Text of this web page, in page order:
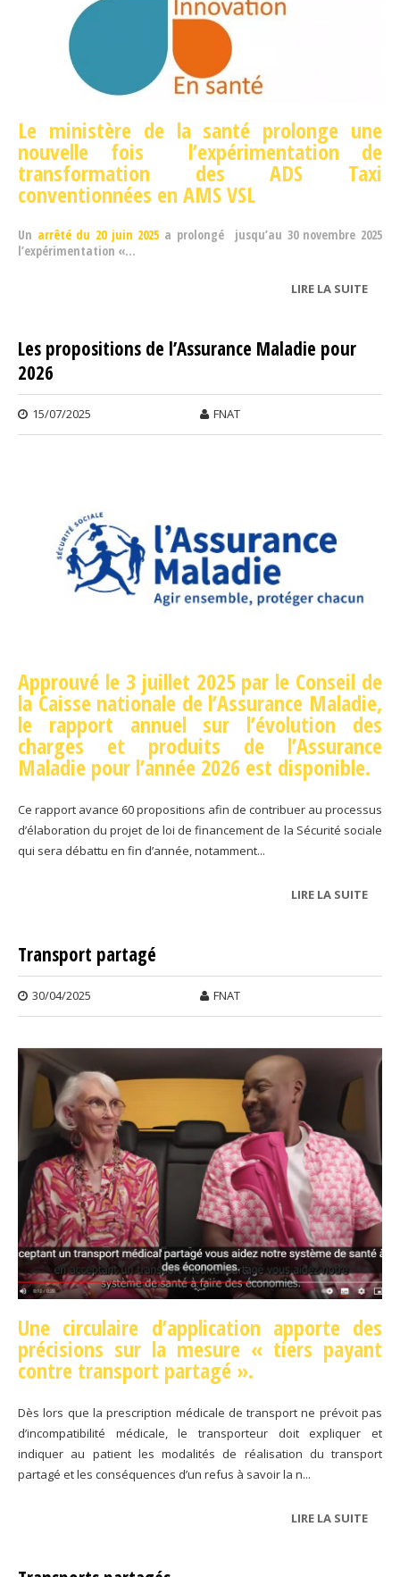
Le ministère de la santé prolonge une
nouvelle fois l’expérimentation de
transformation des ADS Taxi
conventionnées en AMS VSL
Un arrêté du 20 juin 2025 a prolongé jusqu’au 30 novembre 2025
l’expérimentation «...
LIRE LA SUITEDE
Les propositions de l’Assurance Maladie pour
2026
15/07/2025 FNAT
Approuvé le 3 juillet 2025 par le Conseil de
la Caisse nationale de l’Assurance Maladie,
le rapport annuel sur l’évolution des
charges et produits de l’Assurance
Maladie pour l’année 2026 est disponible.
Ce rapport avance 60 propositions afin de contribuer au processus
d’élaboration du projet de loi de financement de la Sécurité sociale
qui sera débattu en fin d’année, notamment...
LIRE LA SUITEDE
Transport partagé
30/04/2025 FNAT
Une circulaire d’application apporte des
précisions sur la mesure « tiers payant
contre transport partagé ».
Dès lors que la prescription médicale de transport ne prévoit pas
d’incompatibilité médicale, le transporteur doit expliquer et
indiquer au patient les modalités de réalisation du transport
partagé et les conséquences d’un refus à savoir la n...
LIRE LA SUITEDE